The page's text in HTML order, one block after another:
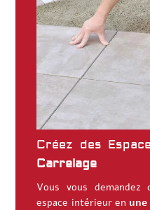
Créez des
Carrelage
Vous vous
espace intérieur en